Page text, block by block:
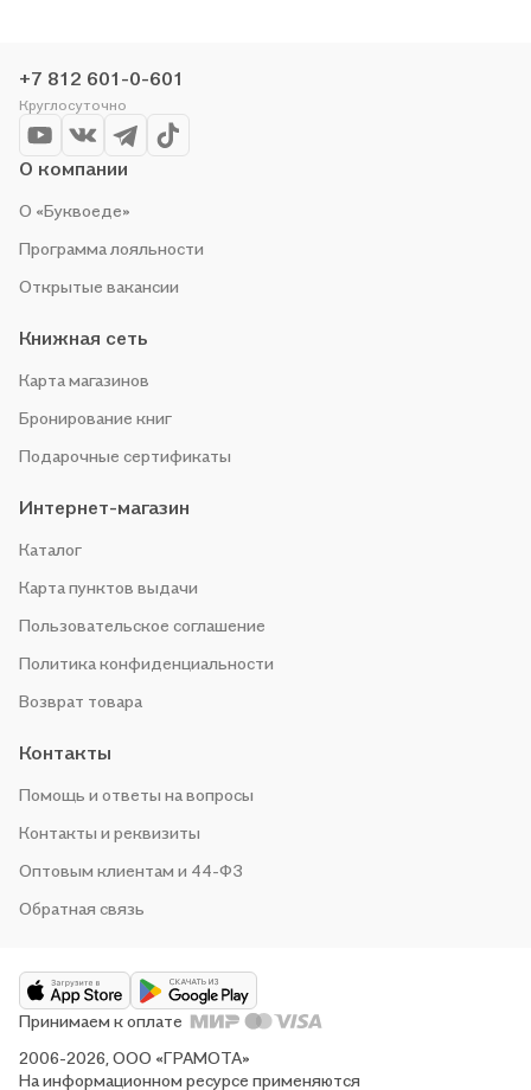
+7 812 601-0-601
Круглосуточно
О компании
О «Буквоеде»
Программа лояльности
Открытые вакансии
Книжная сеть
Карта магазинов
Бронирование книг
Подарочные сертификаты
Интернет-магазин
Каталог
Карта пунктов выдачи
Пользовательское соглашение
Политика конфиденциальности
Возврат товара
Контакты
Помощь и ответы на вопросы
Контакты и реквизиты
Оптовым клиентам и 44-ФЗ
Обратная связь
2006-2026, ООО «ГРАМОТА»
На информационном ресурсе применяются
Принимаем к оплате